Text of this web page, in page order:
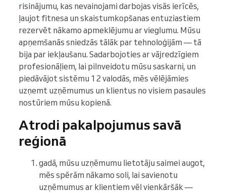
risinājumu, kas nevainojami darbojas visās ierīcēs,
ļaujot fitnesa un skaistumkopšanas entuziastiem
rezervēt nākamo apmeklējumu ar vieglumu. Mūsu
apņemšanās sniedzās tālāk par tehnoloģijām — tā
bija par iekļaušanu. Sadarbojoties ar vājredzīgiem
profesionāļiem, lai pilnveidotu mūsu saskarni, un
piedāvājot sistēmu 12 valodās, mēs vēlējāmies
uzņemt uzņēmumus un klientus no visiem pasaules
nostūriem mūsu kopienā.
Atrodi pakalpojumus savā
reģionā
gadā, mūsu uzņēmumu lietotāju saimei augot,
mēs spērām nākamo soli, lai savienotu
uzņēmumus ar klientiem vēl vienkāršāk —